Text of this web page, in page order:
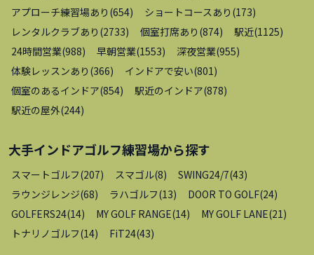
アプローチ練習場あり (654) ショートコースあり (173)
レンタルクラブあり (2733) 個室打席あり (874) 駅近(1125)
24時間営業(988) 早朝営業(1553) 深夜営業(955)
体験レッスンあり (366) インドアで安い(801 )
個室のあるインドア(854) 駅近のインドア(878)
駅近の屋外(244)
大手インドアゴルフ練習場から探す
スマートゴルフ(207) スマゴル(8) SWING24/7(43)
ラウンジレンジ(68) ラハゴルフ(13) DOOR TO GOLF(24)
GOLFERS24(14) MY GOLF RANGE(14) MY GOLF LANE(21 )
トナリノゴルフ(14) FiT24(43)